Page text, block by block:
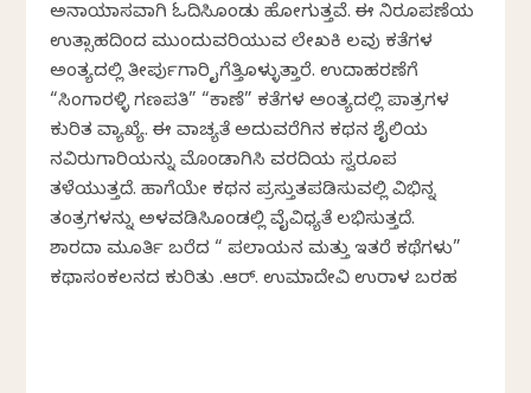
ಅನಾಯಾಸವಾಗಿ ಓದಿಸಿಕೊಂಡು ಹೋಗುತ್ತವೆ. ಈ ನಿರೂಪಣೆಯ
ಉತ್ಸಾಹದಿಂದ ಮುಂದುವರಿಯುವ ಲೇಖಕಿ ಕೆಲವು ಕತೆಗಳ
ಅಂತ್ಯದಲ್ಲಿ ತೀರ್ಪುಗಾರಿಕೆ ಕೈಗೆತ್ತಿಕೊಳ್ಳುತ್ತಾರೆ. ಉದಾಹರಣೆಗೆ
“ಸಿಂಗಾರಳ್ಳಿ ಗಣಪತಿ” “ಕಾಣೆ” ಕತೆಗಳ ಅಂತ್ಯದಲ್ಲಿ ಪಾತ್ರಗಳ
ಕುರಿತ ವ್ಯಾಖ್ಯೆ. ಈ ವಾಚ್ಯತೆ ಅದುವರೆಗಿನ ಕಥನ ಶೈಲಿಯ
ನವಿರುಗಾರಿಕೆಯನ್ನು ಮೊಂಡಾಗಿಸಿ ವರದಿಯ ಸ್ವರೂಪ
ತಳೆಯುತ್ತದೆ. ಹಾಗೆಯೇ ಕಥನ ಪ್ರಸ್ತುತಪಡಿಸುವಲ್ಲಿ ವಿಭಿನ್ನ
ತಂತ್ರಗಳನ್ನು ಅಳವಡಿಸಿಕೊಂಡಲ್ಲಿ ವೈವಿಧ್ಯತೆ ಲಭಿಸುತ್ತದೆ.
ಶಾರದಾ ಮೂರ್ತಿ ಬರೆದ “ ಪಲಾಯನ ಮತ್ತು ಇತರೆ ಕಥೆಗಳು”
ಕಥಾಸಂಕಲನದ ಕುರಿತು ಕೆ.ಆರ್. ಉಮಾದೇವಿ ಉರಾಳ ಬರಹ